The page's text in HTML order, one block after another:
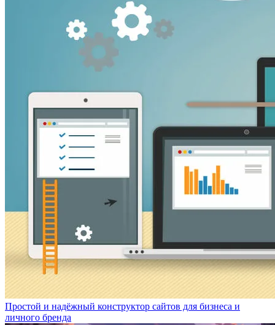
Простой и надёжный конструктор сайтов для бизнеса и
личного бренда